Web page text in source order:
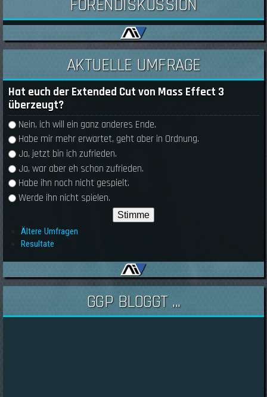
FORENDISKUSSION
AKTUELLE UMFRAGE
Hat euch der Extended Cut von Mass Effect 3
überzeugt?
Auswahlmöglichkeiten
Nein, ich will ein ganz anderes Ende.
Habe mir mehr erwartet, geht aber in Ordnung.
Ja, jetzt bin ich zufrieden.
Ja, war aber eh schon zufrieden.
Habe ihn noch nicht gespielt.
Werde ihn nicht spielen.
Ältere Umfragen
Resultate
GGP BLOGGT ...